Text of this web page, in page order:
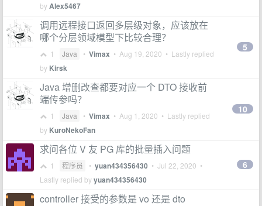
byAlex5467
调用远程接口返回多层级对象，应该放在
哪个分层领域模型下比较合理？
1 Java • Vimax • Aug 19, 2020 • Lastly replied
by Kirsk
5
Java 增删改查都要对应一个 DTO 接收前
端传参吗？
1 Java • Vimax • Aug 1, 2020 • Lastly replied
by KuroNekoFan
10
求问各位 V 友 PG 库的批量插入问题
1 程序员 • yuan434356430 • Jul 22, 2020 •
Lastly replied byyuan434356430
6
controller 接受的参数是 vo 还是 dto